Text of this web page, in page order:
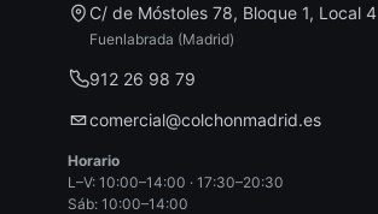
C/ de Móstoles 78, Bloque 1, Local 4
Fuenlabrada (Madrid)
912 26 98 79
comercial@colchonmadrid.es
Horario
L–V: 10:00–14:00 · 17:30–20:30
Sáb: 10:00–14:00